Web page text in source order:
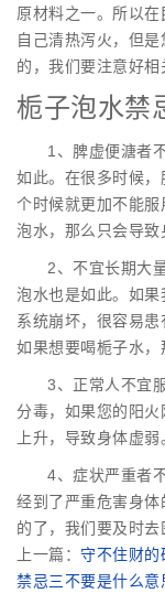
原材料之一。所以
自己清热泻火，但
的，我们要注意好相
栀子泡水禁
1、脾虚便溏者
如此。在很多时候
个时候就更加不能
泡水，那么只会导致
2、不宜长期大
泡水也是如此。如
系统崩坏，很容易患
如果想要喝栀子水，
3、正常人不宜
分毒，如果您的阳
上升，导致身体虚弱
4、症状严重者
经到了严重危害身
的了，我们要及时去
上一篇： 守不住财的
禁忌三不要是什么意